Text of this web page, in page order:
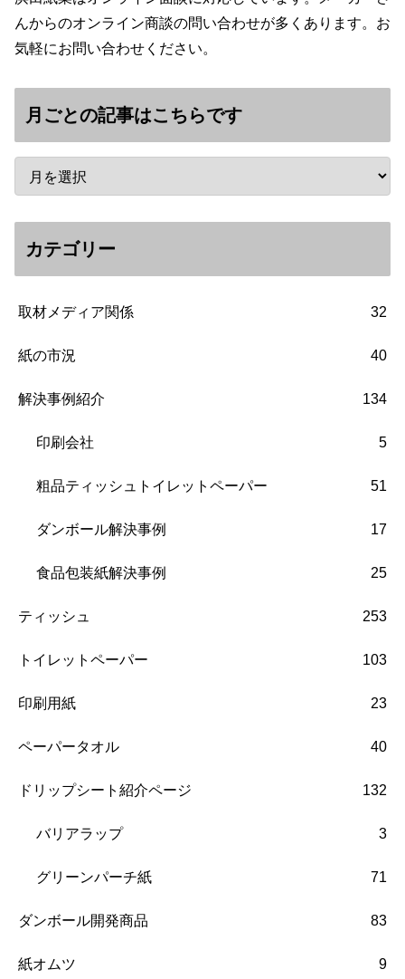
んからのオンライン商談の問い合わせが多くあります。お
気軽にお問い合わせください。
月ごとの記事はこちらです
カテゴリー
取材メディア関係 32
紙の市況 40
解決事例紹介 134
印刷会社 5
粗品ティッシュトイレットペーパー 51
ダンボール解決事例 17
食品包装紙解決事例 25
ティッシュ 253
トイレットペーパー 103
印刷用紙 23
ペーパータオル 40
ドリップシート紹介ページ 132
バリアラップ 3
グリーンパーチ紙 71
ダンボール開発商品 83
紙オムツ 9